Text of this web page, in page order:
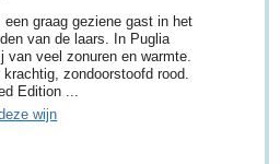
een graag geziene gast in het
van de laars. In Puglia
van veel zonuren en warmte.
krachtig, zondoorstoofd rood.
Edition ...
wijn